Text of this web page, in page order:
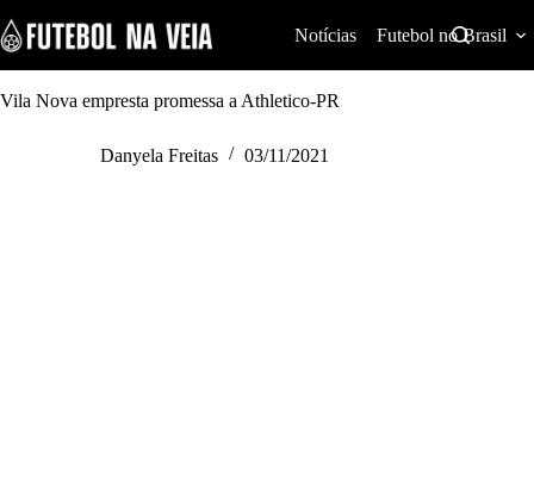
k
i
p
t
Notícias Futebol no Brasil
Vila Nova empresta promessa a Athletico-PR
Danyela Freitas 03/11/2021